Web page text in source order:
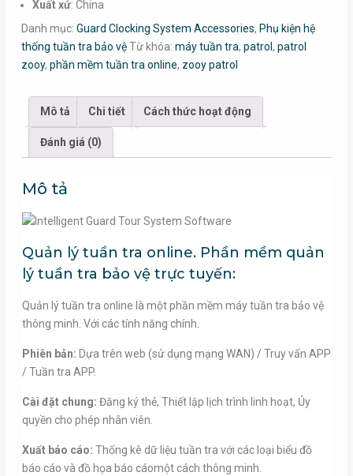
Xuất xứ: China
Danh mục: Guard Clocking System Accessories, Phụ kiện hệ
thống tuần tra bảo vệ Từ khóa: máy tuần tra, patrol , patrol
zooy, phần mềm tuần tra online, zooy patrol
Mô tả Chi tiết Cách thức hoạt động
Đánh giá (0)
Mô tả
Quản lý tuần tra online. Phần mềm quản
lý tuần tra bảo vệ trực tuyến:
Quản lý tuần tra online là một phần mềm máy tuần tra bảo vệ
thông minh. Với các tính năng chính.
Phiên bản: Dựa trên web (sử dụng mạng WAN) / Truy vấn APP
/ Tuần tra APP.
Cài đặt chung: Đăng ký thẻ, Thiết lập lịch trình linh hoạt, Ủy
quyền cho phép nhân viên.
Xuất báo cáo: Thống kê dữ liệu tuần tra với các loại biểu đồ
báo cáo và đồ họa báo cáomột cách thông minh.